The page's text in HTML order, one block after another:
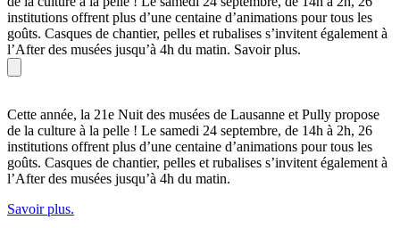
institutions offrent plus d’une centaine d’animations pour tous les
goûts. Casques de chantier, pelles et rubalises s’invitent également à
l’After des musées jusqu’à 4h du matin. Savoir plus.
Cette année, la 21e Nuit des musées de Lausanne et Pully propose
de la culture à la pelle ! Le samedi 24 septembre, de 14h à 2h, 26
institutions offrent plus d’une centaine d’animations pour tous les
goûts. Casques de chantier, pelles et rubalises s’invitent également à
l’After des musées jusqu’à 4h du matin.
Savoir plus.